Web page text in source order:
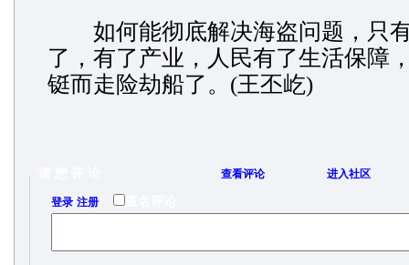
如何能彻底解决海盗问题，只
了，有了产业，人民有了生活保障
铤而走险劫船了。(王丕屹)
查看评论 进入社区
登录/ 注册 匿名评论